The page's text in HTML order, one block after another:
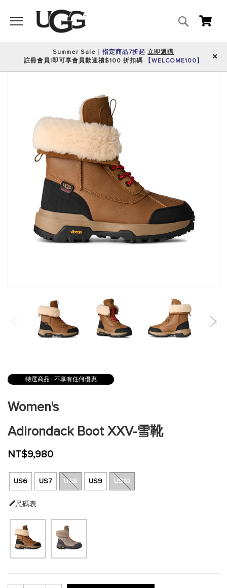
搜
我
Summer Sale｜指定商品7折起立即選購
註冊會員|即可享會員歡迎禮$100 折扣碼
【WELCOME100】
特選商品 | 不享有任何優惠
到
庫
開
Women's
Adirondack Boot XXV-雪靴
NT$9,980
US6 US7 US8 US9 US10
尺碼表